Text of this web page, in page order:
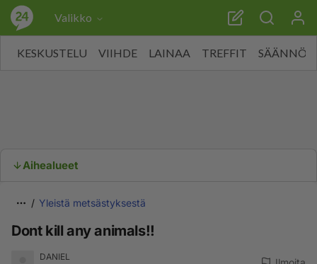
Valikko
KESKUSTELU VIIHDE LAINAA TREFFIT SÄÄNNÖT
Aihealueet
Yleistä metsästyksestä
Dont kill any animals!!
DANIEL